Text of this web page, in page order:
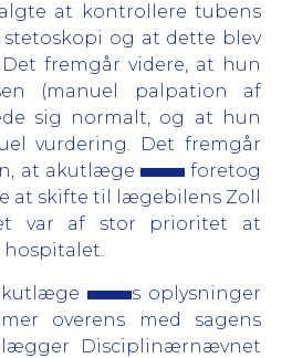
at kontrollere tubens
og at dette blev
fremgår videre, at hun
(manuel palpation af
sig normalt, og at hun
vurdering. Det fremgår
at akutlæge
foretog
at skifte til lægebilens Zoll
var af stor prioritet at
s oplysninger
overens med sagens
lægger Disciplinærnævnet